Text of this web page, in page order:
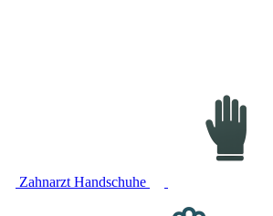
Zahnarzt Handschuhe